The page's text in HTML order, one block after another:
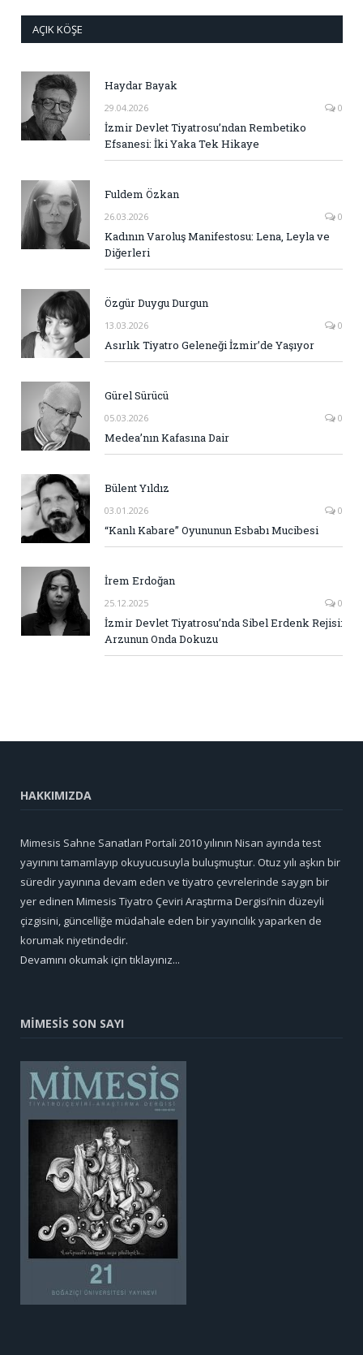
AÇIK KÖŞE
Haydar Bayak
29.04.2026 0
İzmir Devlet Tiyatrosu’ndan Rembetiko
Efsanesi: İki Yaka Tek Hikaye
Fuldem Özkan
26.03.2026 0
Kadının Varoluş Manifestosu: Lena, Leyla ve
Diğerleri
Özgür Duygu Durgun
13.03.2026 0
Asırlık Tiyatro Geleneği İzmir’de Yaşıyor
Gürel Sürücü
05.03.2026 0
Medea’nın Kafasına Dair
Bülent Yıldız
03.01.2026 0
“Kanlı Kabare” Oyununun Esbabı Mucibesi
İrem Erdoğan
25.12.2025 0
İzmir Devlet Tiyatrosu’nda Sibel Erdenk Rejisi:
Arzunun Onda Dokuzu
HAKKIMIZDA
Mimesis Sahne Sanatları Portali 2010 yılının Nisan ayında test
yayınını tamamlayıp okuyucusuyla buluşmuştur. Otuz yılı aşkın bir
süredir yayınına devam eden ve tiyatro çevrelerinde saygın bir
yer edinen Mimesis Tiyatro Çeviri Araştırma Dergisi’nin düzeyli
çizgisini, güncelliğe müdahale eden bir yayıncılık yaparken de
korumak niyetindedir.
Devamını okumak için tıklayınız...
MİMESİS SON SAYI